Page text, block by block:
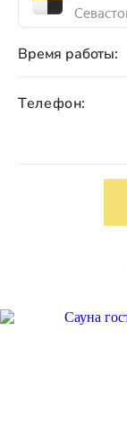
Время работы:
Телефон: